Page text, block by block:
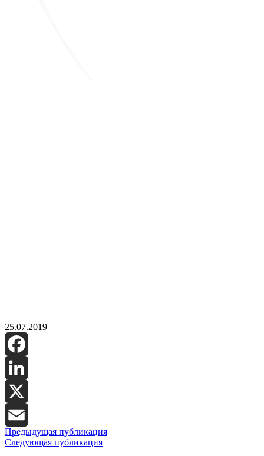
25.07.2019
Facebook
LinkedIn
X
Email
Предыдущая публикация
Следующая публикация